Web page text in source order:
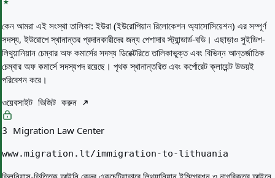
কেন আমরা এই সংস্থা তালিকা:ইউরা (ইউরোপিয়ান রিলোকেশন অ্যাসোসিয়েশন) এর সম্পূর্ণ
সদস্য, ইউরোপে স্থানান্তর প্রদানকারীদের জন্য পেশাদার স্ট্যান্ডার্ড-বডি। এছাড়াও সুইডিশ-
লিথুয়ানিয়ান চেম্বার অফ কমার্সের সদস্য ডিরেক্টরিতে তালিকাভুক্ত এবং বিভিন্ন আন্তর্জাতিক
চেম্বার অফ কমার্সে সদস্যপদ রয়েছে। পৃথক স্থানান্তরিত এবং কর্পোরেট ক্লায়েন্ট উভয়ই
পরিবেশন করে।
ওয়েবসাইট ভিজিট করুন
3 Migration Law Center
www.migration.lt/immigration-to-lithuania